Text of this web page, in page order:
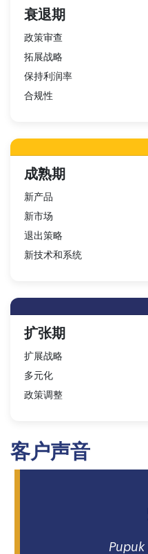
衰退期
政策审查
拓展战略
保持利润率
合规性
成熟期
新产品
新市场
退出策略
新技术和系统
扩张期
扩展战略
多元化
政策调整
客户声音